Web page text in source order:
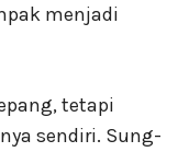
menjadi
tetapi
sendiri. Sung-